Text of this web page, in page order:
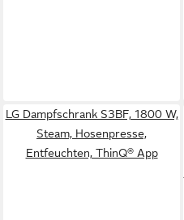
LG Dampfschrank S3BF, 1800 W,
Steam, Hosenpresse,
Entfeuchten, ThinQ® App